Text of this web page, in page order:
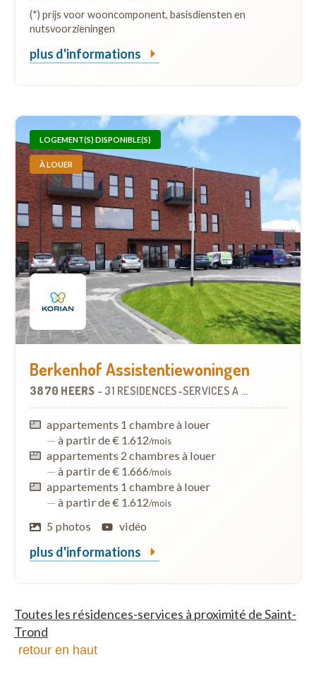
(*) prijs voor wooncomponent, basisdiensten en
nutsvoorzieningen
plus d'informations
LOGEMENT(S) DISPONIBLE(S)
À LOUER
Berkenhof Assistentiewoningen
3870 HEERS - 31 RÉSIDENCES-SERVICES À 10.4 KM
appartements 1 chambre à louer
— à partir de € 1.612/mois
appartements 2 chambres à louer
— à partir de € 1.666/mois
appartements 1 chambre à louer
— à partir de € 1.612/mois
5 photos vidéo
plus d'informations
Toutes les résidences-services à proximité de Saint-
Trond
retour en haut